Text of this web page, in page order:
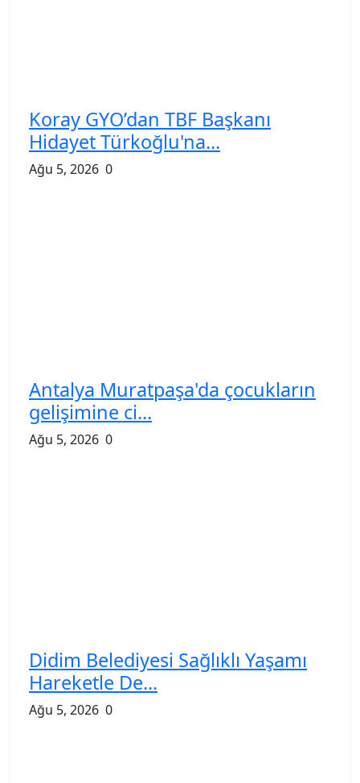
Koray GYO’dan TBF Başkanı
Hidayet Türkoğlu'na...
Ağu 5, 2026 0
Antalya Muratpaşa'da çocukların
gelişimine ci...
Ağu 5, 2026 0
Didim Belediyesi Sağlıklı Yaşamı
Hareketle De...
Ağu 5, 2026 0